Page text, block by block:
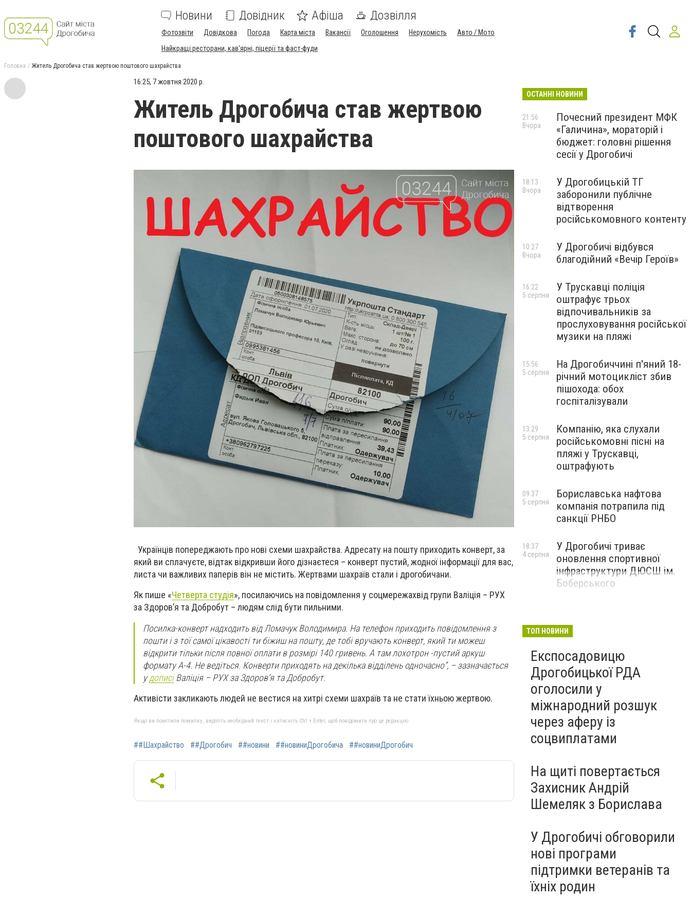
Новини Довідник Афіша Дозвілля
Фотозвіти Довідкова Погода Карта міста Вакансії Оголошення Нерухомість
Авто / Мото
Найкращі ресторани, кав'ярні, піцерії та фаст-фуди
Головна Житель Дрогобича став жертвою поштового шахрайства
16:25, 7 жовтня 2020 р.
Житель Дрогобича став жертвою
поштового шахрайства
Українців попереджають про нові схеми шахрайства. Адресату на пошту приходить конверт, за
який ви сплачуєте, відтак відкривши його дізнаєтеся – конверт пустий, жодної інформації для вас,
листа чи важливих паперів він не містить. Жертвами шахраїв стали і дрогобичани.
Як пише «Четверта студія», посилаючись на повідомлення у соцмережахвід групи Валіція – РУХ
за Здоров’я та Добробут – людям слід бути пильними.
Посилка-конверт надходить від Ломачук Володимира. На телефон приходить повідомлення з
пошти і з тої самої цікавості ти біжиш на пошту, де тобі вручають конверт, який ти можеш
відкрити тільки після повної оплати в розмірі 140 гривень. А там лохотрон -пустий аркуш
формату А-4. Не ведіться. Конверти приходять на декілька відділень одночасно”, – зазначається
удописіВаліція – РУХ за Здоров’я та Добробут.
Активісти закликають людей не вестися на хитрі схеми шахраїв та не стати їхньою жертвою.
Якщо ви помітили помилку, виділіть необхідний текст і натисніть Ctrl + Enter, щоб повідомити про це редакцію
##Шахрайство ##Дрогобич ##новини ##новиниДрогобича ##новиниДрогобич
ОСТАННІ НОВИНИ
Почесний президент МФК
«Галичина», мораторій і
бюджет: головні рішення
сесії у Дрогобичі
21:56
Вчора
У Дрогобицькій ТГ
заборонили публічне
відтворення
російськомовного контенту
18:13
Вчора
У Дрогобичі відбувся
благодійний «Вечір Героїв»
10:27
Вчора
У Трускавці поліція
оштрафує трьох
відпочивальників за
прослуховування російської
музики на пляжі
16:22
5 серпня
На Дрогобиччині п'яний 18-
річний мотоцикліст збив
пішохода: обох
госпіталізували
15:56
5 серпня
Компанію, яка слухали
російськомовні пісні на
пляжі у Трускавці,
оштрафують
13:29
5 серпня
Бориславська нафтова
компанія потрапила під
санкції РНБО
09:37
5 серпня
У Дрогобичі триває
оновлення спортивної
інфраструктури ДЮСШ ім.
Боберського
18:37
4 серпня
ТОП НОВИНИ
Експосадовицю
Дрогобицької РДА
оголосили у
міжнародний розшук
через аферу із
соцвиплатами
На щиті повертається
Захисник Андрій
Шемеляк з Борислава
У Дрогобичі обговорили
нові програми
підтримки ветеранів та
їхніх родин